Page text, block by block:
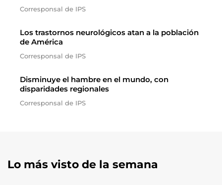
Corresponsal de IPS
Los trastornos neurológicos atan a la población
de América
Corresponsal de IPS
Disminuye el hambre en el mundo, con
disparidades regionales
Corresponsal de IPS
Lo más visto de la semana